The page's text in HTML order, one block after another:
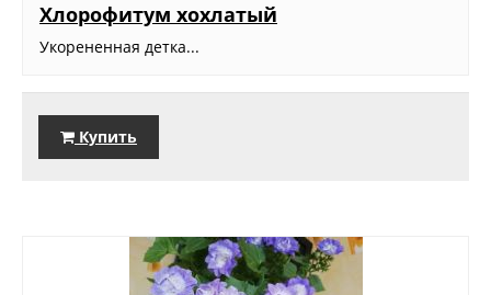
Хлорофитум хохлатый
Укорененная детка...
Купить